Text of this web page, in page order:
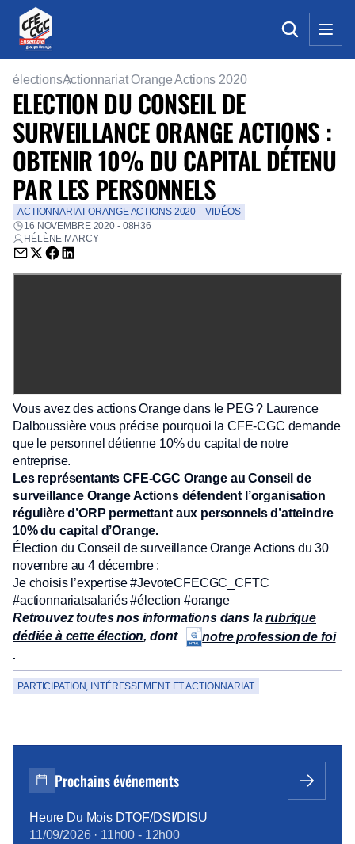
électionsActionnariat Orange Actions 2020
ELECTION DU CONSEIL DE
SURVEILLANCE ORANGE ACTIONS :
OBTENIR 10% DU CAPITAL DÉTENU
PAR LES PERSONNELS
ACTIONNARIAT ORANGE ACTIONS 2020
VIDÉOS
16 NOVEMBRE 2020 - 08H36
HÉLÈNE MARCY
Envoyer par email (nouvelle fenêtre)
Partager sur Twitter (nouvelle fenêtre)
Partager sur Facebook (nouvelle fenêtre)
Partager sur LinkedIn (nouvelle fenêtre)
Vous avez des actions Orange dans le PEG ? Laurence
Dalboussière vous précise pourquoi la CFE-CGC demande
que le personnel détienne 10% du capital de notre
entreprise.
Les représentants CFE-CGC Orange au Conseil de
surveillance Orange Actions défendent l’organisation
régulière d’ORP permettant aux personnels d’atteindre
10% du capital d’Orange.
Élection du Conseil de surveillance Orange Actions du 30
novembre au 4 décembre :
Je choisis l’expertise #JevoteCFECGC_CFTC
#actionnariatsalariés #élection #orange
Retrouvez toutes nos informations dans larubrique
dédiée à cette élection, dont
notre profession de foi
.
PARTICIPATION, INTÉRESSEMENT ET ACTIONNARIAT
Prochains événements
Heure Du Mois DTOF/DSI/DISU
11/09/2026· 11h00 - 12h00